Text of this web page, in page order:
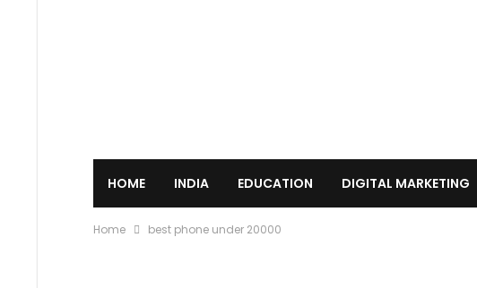
HOME INDIA EDUCATION DIGITAL MARKETING
Home best phone under 20000